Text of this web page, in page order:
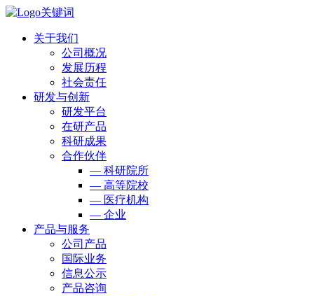
关于我们
公司概况
发展历程
社会责任
研发与创新
研发平台
在研产品
科研成果
合作伙伴
— 科研院所
— 高等院校
— 医疗机构
— 企业
产品与服务
公司产品
国际业务
信息公示
产品咨询